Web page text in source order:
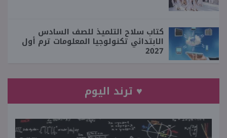
كتاب سلاح التلميذ للصف السادس
الابتدائي تكنولوجيا المعلومات ترم أول
2027
♥ ترند اليوم